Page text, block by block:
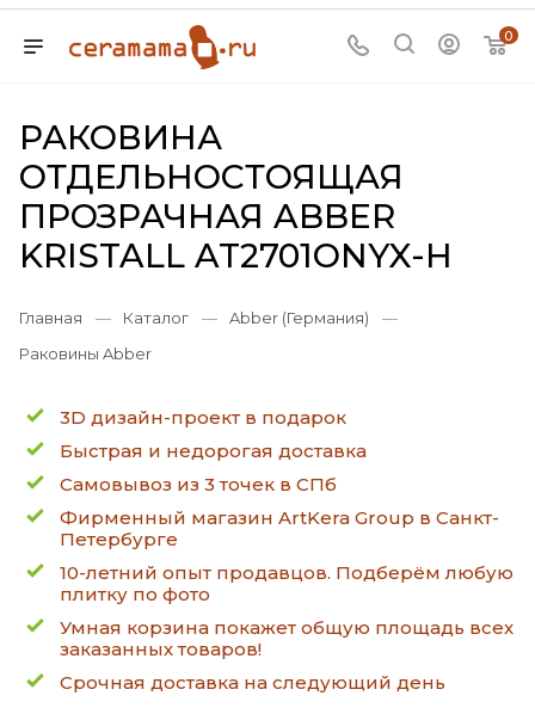
0
РАКОВИНА
ОТДЕЛЬНОСТОЯЩАЯ
ПРОЗРАЧНАЯ ABBER
KRISTALL AT2701ONYX-H
Главная — Каталог — Abber (Германия)
—
Раковины Abber
3D дизайн-проект в подарок
Быстрая и недорогая доставка
Самовывоз из 3 точек в СПб
Фирменный магазин ArtKera Group в Санкт-
Петербурге
10-летний опыт продавцов. Подберём любую
плитку по фото
Умная корзина покажет общую площадь всех
заказанных товаров!
Срочная доставка на следующий день